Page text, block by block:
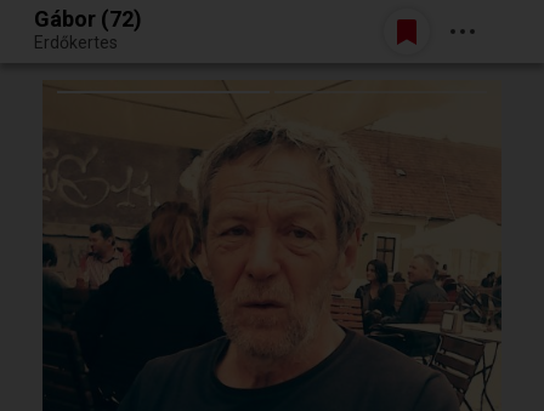
Egy jó randiból bármi lehet.
Belépés
Gábor (72)
Erdőkertes